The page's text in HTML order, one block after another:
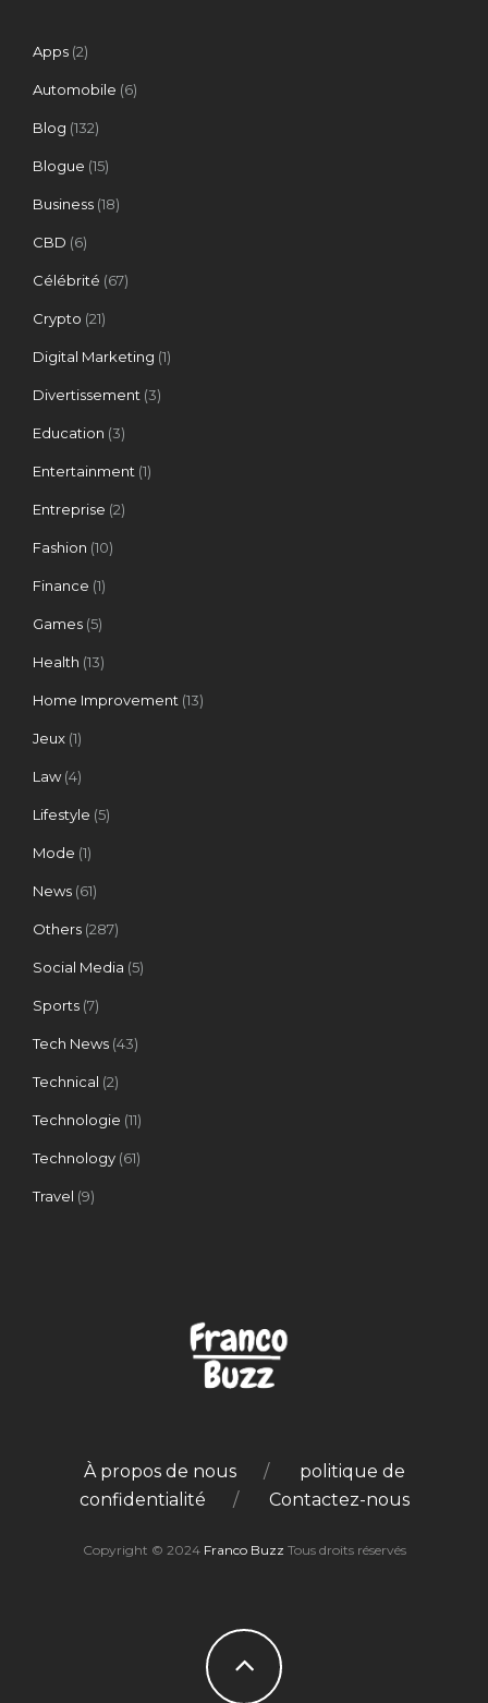
Apps (2)
Automobile (6)
Blog (132)
Blogue (15)
Business (18)
CBD (6)
Célébrité (67)
Crypto (21)
Digital Marketing (1)
Divertissement (3)
Education (3)
Entertainment (1)
Entreprise (2)
Fashion (10)
Finance (1)
Games (5)
Health (13)
Home Improvement (13)
Jeux (1)
Law(4)
Lifestyle (5)
Mode (1)
News (61)
Others (287)
Social Media (5)
Sports (7)
Tech News (43)
Technical (2)
Technologie (11)
Technology (61)
Travel (9)
À propos de nous
politique de
confidentialité
Contactez-nous
Copyright © 2024 Franco Buzz Tous droits réservés